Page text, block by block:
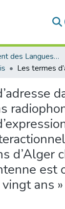
Département des Langues étrangères
d’Alger
est
vingt ans »